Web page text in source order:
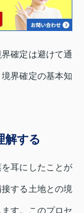
確定は避けて通
界確定の基本知
解する
耳にしたことが
する土地との境
す。このプロセ